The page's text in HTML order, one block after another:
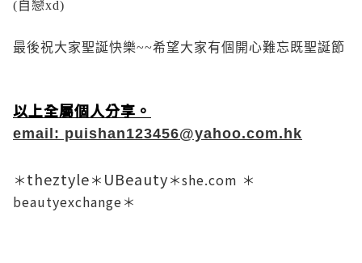
(自戀xd)
最後祝大家聖誕快樂~~希望大家有個開心難忘既聖誕節
以上全屬個人分享 。
email: puishan123456@yahoo.com.hk
＊theztyle＊ UBeauty＊she.com ＊
beautyexchange＊